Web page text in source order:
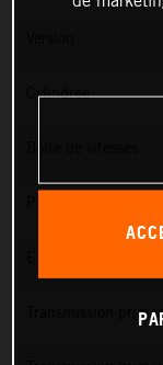
Cylindrée
Transmission